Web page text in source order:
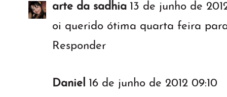
arte da sadhia 13 de junho de
oi querido ótima quarta feira
Responder
Daniel 16 de junho de 2012 09:10